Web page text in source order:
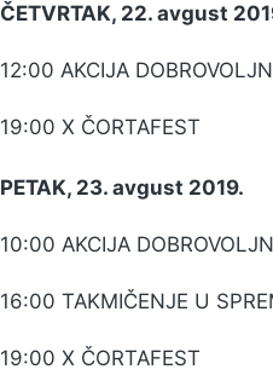
ČETVRTAK, 22. avgust
12:00 AKCIJA
19:00 X ČORTAFEST
PETAK, 23. avgust 2019.
10:00 AKCIJA
16:00 TAKMIČENJE U
19:00 X ČORTAFEST